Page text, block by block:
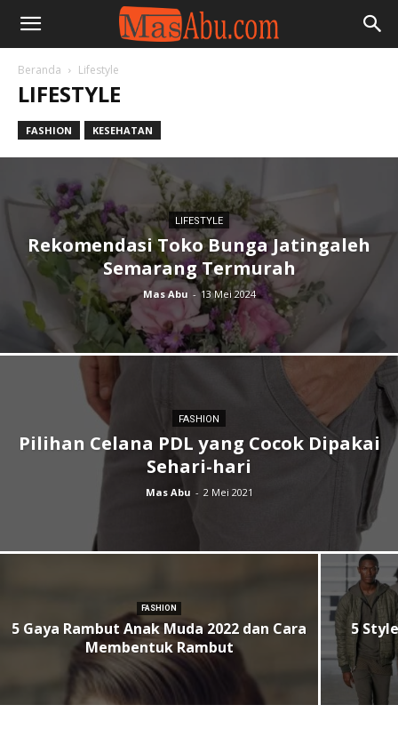
Beranda Lifestyle
LIFESTYLE
FASHION KESEHATAN
LIFESTYLE
Rekomendasi Toko Bunga Jatingaleh
Semarang Termurah
Mas Abu - 13 Mei 2024
FASHION
Pilihan Celana PDL yang Cocok Dipakai
Sehari-hari
Mas Abu - 2 Mei 2021
FASHION
5 Gaya Rambut Anak Muda 2022 dan Cara
Membentuk Rambut
5